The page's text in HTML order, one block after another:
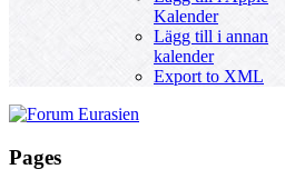
Kalender
Lägg till i annan
kalender
Export to XML
Pages